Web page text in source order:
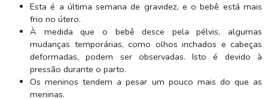
Esta é a última semana de gravidez, e o bebê está mais
frio no útero.
À medida que o bebê desce pela pélvis, algumas
mudanças temporárias, como olhos inchados e cabeças
deformadas, podem ser observadas. Isto é devido à
pressão durante o parto.
Os meninos tendem a pesar um pouco mais do que as
meninas.